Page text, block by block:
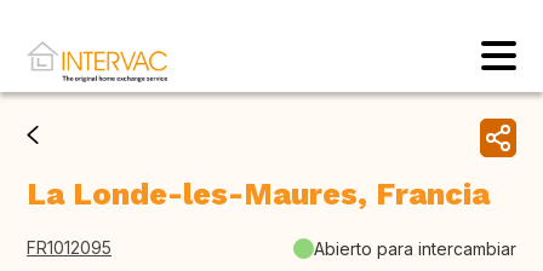
La Londe-les-Maures, Francia
FR1012095 Abierto para intercambiar